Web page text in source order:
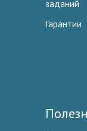
заданий
Гарантии